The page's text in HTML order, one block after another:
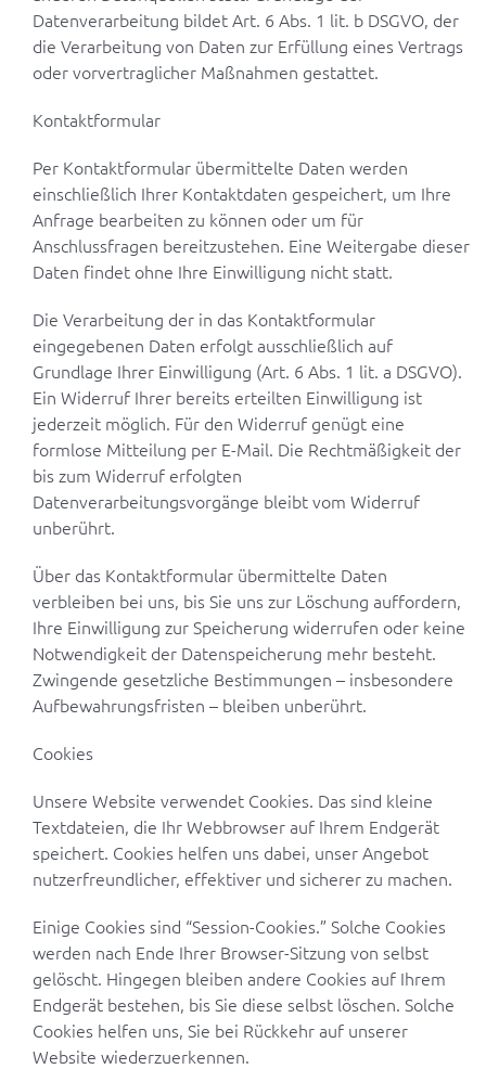
Datenverarbeitung bildet Art. 6 Abs. 1 lit. b DSGVO, der
die Verarbeitung von Daten zur Erfüllung eines Vertrags
oder vorvertraglicher Maßnahmen gestattet.
Kontaktformular
Per Kontaktformular übermittelte Daten werden
einschließlich Ihrer Kontaktdaten gespeichert, um Ihre
Anfrage bearbeiten zu können oder um für
Anschlussfragen bereitzustehen. Eine Weitergabe dieser
Daten findet ohne Ihre Einwilligung nicht statt.
Die Verarbeitung der in das Kontaktformular
eingegebenen Daten erfolgt ausschließlich auf
Grundlage Ihrer Einwilligung (Art. 6 Abs. 1 lit. a DSGVO).
Ein Widerruf Ihrer bereits erteilten Einwilligung ist
jederzeit möglich. Für den Widerruf genügt eine
formlose Mitteilung per E-Mail. Die Rechtmäßigkeit der
bis zum Widerruf erfolgten
Datenverarbeitungsvorgänge bleibt vom Widerruf
unberührt.
Über das Kontaktformular übermittelte Daten
verbleiben bei uns, bis Sie uns zur Löschung auffordern,
Ihre Einwilligung zur Speicherung widerrufen oder keine
Notwendigkeit der Datenspeicherung mehr besteht.
Zwingende gesetzliche Bestimmungen – insbesondere
Aufbewahrungsfristen – bleiben unberührt.
Cookies
Unsere Website verwendet Cookies. Das sind kleine
Textdateien, die Ihr Webbrowser auf Ihrem Endgerät
speichert. Cookies helfen uns dabei, unser Angebot
nutzerfreundlicher, effektiver und sicherer zu machen.
Einige Cookies sind “Session-Cookies.” Solche Cookies
werden nach Ende Ihrer Browser-Sitzung von selbst
gelöscht. Hingegen bleiben andere Cookies auf Ihrem
Endgerät bestehen, bis Sie diese selbst löschen. Solche
Cookies helfen uns, Sie bei Rückkehr auf unserer
Website wiederzuerkennen.